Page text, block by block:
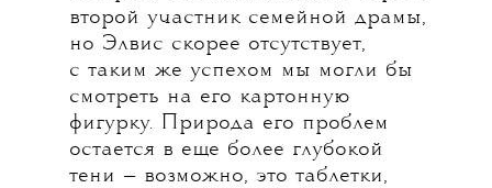
второй участник семейной драмы,
но Элвис скорее отсутствует,
с таким же успехом мы могли бы
смотреть на его картонную
фигурку. Природа его проблем
остается в еще более глубокой
тени — возможно, это таблетки,